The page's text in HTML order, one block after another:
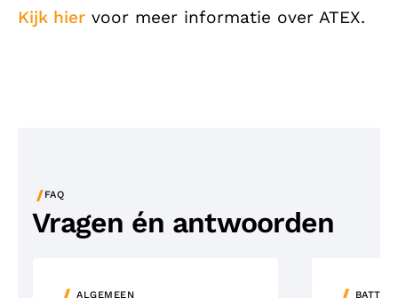
Kijk hier voor meer informatie over ATEX.
/FAQ
Vragen én antwoorden
ALGEMEEN